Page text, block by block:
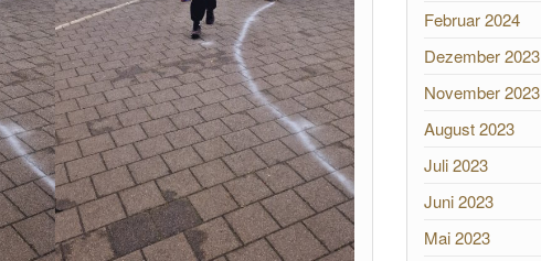
Februar 2024
Dezember 2023
November 2023
August 2023
Juli 2023
Juni 2023
Mai 2023